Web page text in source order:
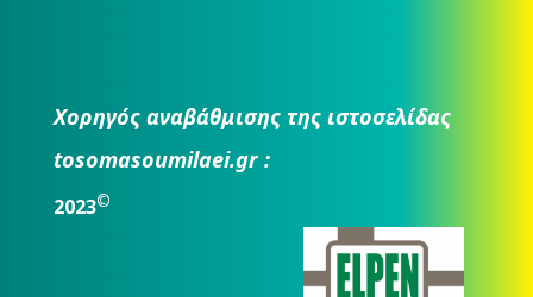
Χορηγός αναβάθμισης της ιστοσελίδας
tosomasoumilaei.gr :
2023©